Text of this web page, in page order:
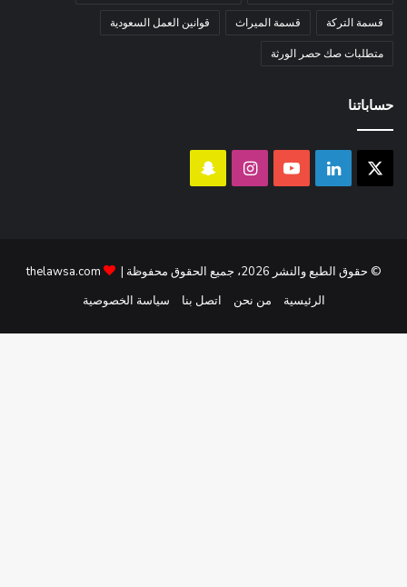
قسمة التركة قسمة الميراث قوانين العمل السعودية
متطلبات صك حصر الورثة
حساباتنا
لينكدإن‫YouTubeانستقرامسناب
© حقوق الطبع والنشر 2026، جميع الحقوق محفوظة |
thelawsa.com
الرئيسية
من نحن اتصل بنا سياسة الخصوصية